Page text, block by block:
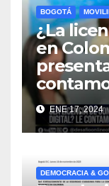
BOGOTÁ
¿La
en
ENE 17, 2024
DEMOCRACIA &